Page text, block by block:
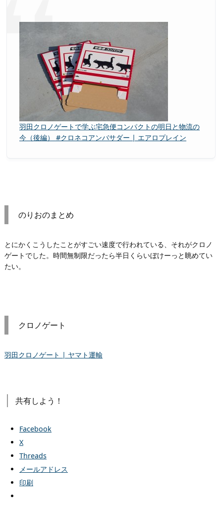
羽田クロノゲートで学ぶ宅急便コンパクトの明日と物流の
今（後編） #クロネコアンバサダー | エアロプレイン
のりおのまとめ
とにかくこうしたことがすごい速度で行われている、それがクロノ
ゲートでした。時間無制限だったら半日くらいぼけーっと眺めてい
たい。
クロノゲート
羽田クロノゲート | ヤマト運輸
共有しよう！
Facebook
X
Threads
メールアドレス
印刷